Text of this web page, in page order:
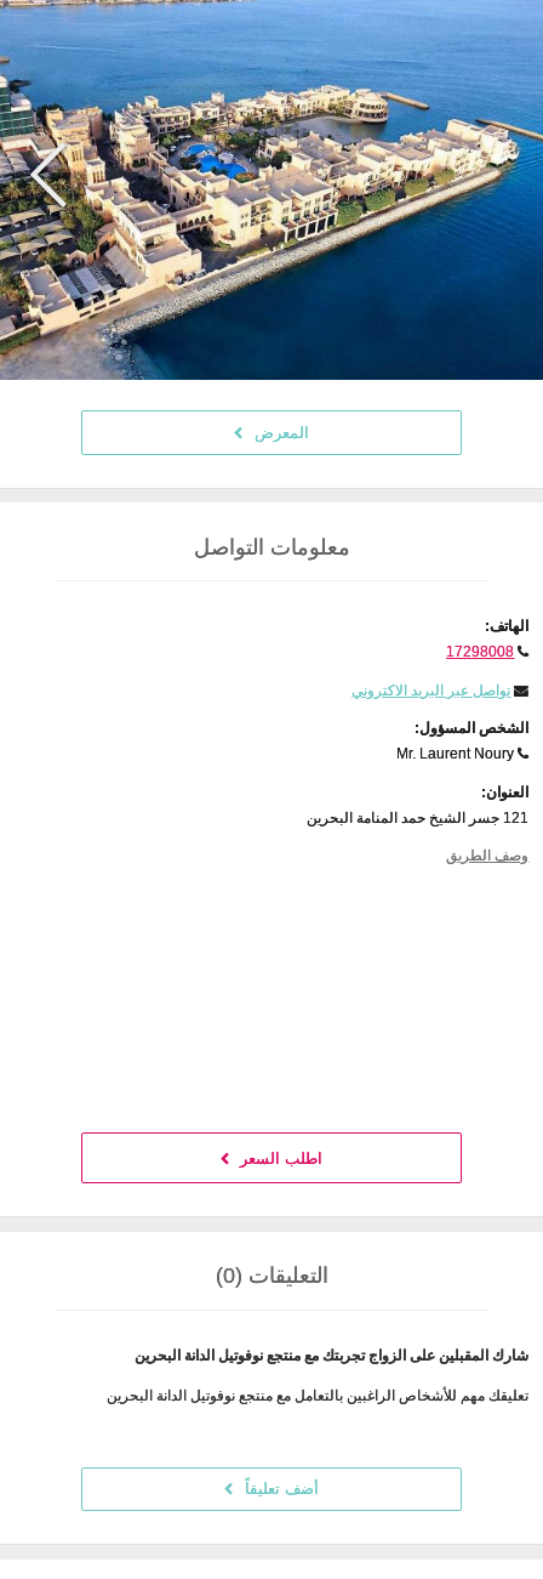
المعرض
معلومات التواصل
الهاتف:
17298008
تواصل عبر البريد الاكتروني
الشخص المسؤول:
Mr. Laurent Noury
العنوان:
121 جسر الشيخ حمد المنامة البحرين
وصف الطريق
اطلب السعر
التعليقات (0)
شارك المقبلين على الزواج تجربتك مع منتجع نوفوتيل الدانة البحرين
تعليقك مهم للأشخاص الراغبين بالتعامل مع منتجع نوفوتيل الدانة البحرين
أضف تعليقاً